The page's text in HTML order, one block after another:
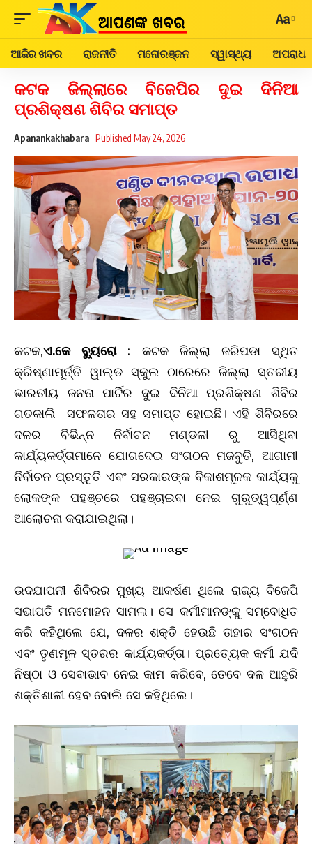
Aa
ଆଜିର ଖବର ରାଜନୀତି ମନୋରଞ୍ଜନ ସ୍ୱାସ୍ଥ୍ୟ ଅପରାଧ
କଟକ ଜିଲ୍ଲାରେ ବିଜେପିର ଦୁଇ ଦିନିଆ
ପ୍ରଶିକ୍ଷଣ ଶିବିର ସମାପ୍ତ
Apanankakhabara Published May 24, 2026
କଟକ,ଏ.କେ ବ୍ୟୁରୋ : କଟକ ଜିଲ୍ଲା ଜରିପଡା ସ୍ଥିତ
କ୍ରିଷ୍ଣାମୂର୍ତ୍ତି ୱାଲ୍ଡ ସ୍କୁଲ ଠାରେରେ ଜିଲ୍ଲା ସ୍ତରୀୟ
ଭାରତୀୟ ଜନତା ପାର୍ଟିର ଦୁଇ ଦିନିଆ ପ୍ରଶିକ୍ଷଣ ଶିବିର
ଗତକାଲି ସଫଳତାର ସହ ସମାପ୍ତ ହୋଇଛି। ଏହି ଶିବିରରେ
ଦଳର ବିଭିନ୍ନ ନିର୍ବାଚନ ମଣ୍ଡଳୀ ରୁ ଆସିଥିବା
କାର୍ଯ୍ୟକର୍ତ୍ତାମାନେ ଯୋଗଦେଇ ସଂଗଠନ ମଜବୁତି, ଆଗାମୀ
ନିର୍ବାଚନ ପ୍ରସ୍ତୁତି ଏବଂ ସରକାରଙ୍କ ବିକାଶମୂଳକ କାର୍ଯ୍ୟକୁ
ଲୋକଙ୍କ ପହଞ୍ଚରେ ପହଞ୍ଚାଇବା ନେଇ ଗୁରୁତ୍ୱପୂର୍ଣ୍ଣ
ଆଲୋଚନା କରାଯାଇଥିଲା।
ଉଦଯାପନୀ ଶିବିରର ମୁଖ୍ୟ ଆକର୍ଷଣ ଥିଲେ ରାଜ୍ୟ ବିଜେପି
ସଭାପତି ମନମୋହନ ସାମଲ। ସେ କର୍ମୀମାନଙ୍କୁ ସମ୍ବୋଧିତ
କରି କହିଥିଲେ ଯେ, ଦଳର ଶକ୍ତି ହେଉଛି ତାହାର ସଂଗଠନ
ଏବଂ ତୃଣମୂଳ ସ୍ତରର କାର୍ଯ୍ୟକର୍ତ୍ତା। ପ୍ରତ୍ୟେକ କର୍ମୀ ଯଦି
ନିଷ୍ଠା ଓ ସେବାଭାବ ନେଇ କାମ କରିବେ, ତେବେ ଦଳ ଆହୁରି
ଶକ୍ତିଶାଳୀ ହେବ ବୋଲି ସେ କହିଥିଲେ।